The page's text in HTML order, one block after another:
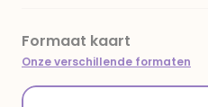
Formaat kaart
Onze verschillende formaten